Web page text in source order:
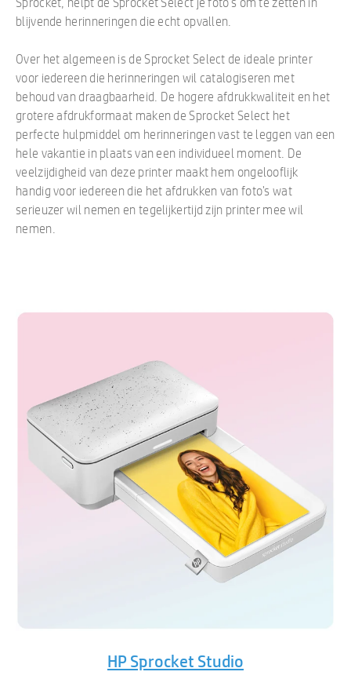
blijvende herinneringen die echt opvallen.
Over het algemeen is de Sprocket Select de ideale printer
voor iedereen die herinneringen wil catalogiseren met
behoud van draagbaarheid. De hogere afdrukkwaliteit en het
grotere afdrukformaat maken de Sprocket Select het
perfecte hulpmiddel om herinneringen vast te leggen van een
hele vakantie in plaats van een individueel moment. De
veelzijdigheid van deze printer maakt hem ongelooflijk
handig voor iedereen die het afdrukken van foto's wat
serieuzer wil nemen en tegelijkertijd zijn printer mee wil
nemen.
HP Sprocket Studio